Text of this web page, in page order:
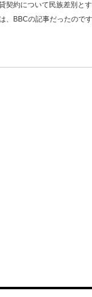
契約について民族差別と
、BBCの記事だったので